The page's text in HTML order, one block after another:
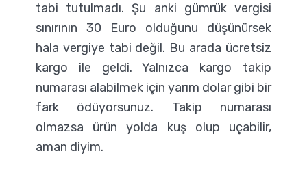
tabi tutulmadı. Şu anki gümrük vergisi
sınırının 30 Euro olduğunu düşünürsek
hala vergiye tabi değil. Bu arada ücretsiz
kargo ile geldi. Yalnızca kargo takip
numarası alabilmek için yarım dolar gibi bir
fark ödüyorsunuz. Takip numarası
olmazsa ürün yolda kuş olup uçabilir,
aman diyim.